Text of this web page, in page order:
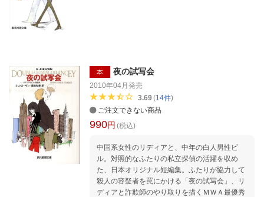
本 夜の試写会
2010年04月発売
3.69(14件)
ご注文できない商品
990円 (税込)
中国系女性のリディアと、中年の白人男性ビ
ル。対照的なふたりの私立探偵の活躍を収め
た、日本オリジナル短編集。ふたりが協力して
殺人の容疑者を罠にかける「夜の試写会」、リ
ディアと詐欺師のやり取りを描くＭＷＡ最優秀